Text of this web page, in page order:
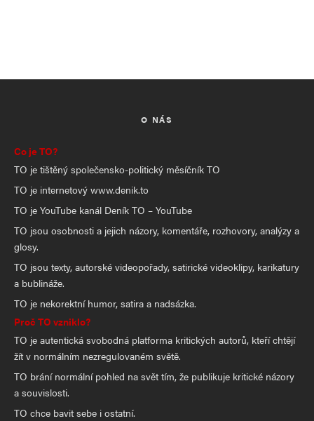
O NÁS
Co je TO?
TO je tištěný společensko-politický měsíčník TO
TO je internetový www.denik.to
TO je YouTube kanál Deník TO – YouTube
TO jsou osobnosti a jejich názory, komentáře, rozhovory, analýzy a
glosy.
TO jsou texty, autorské videopořady, satirické videoklipy, karikatury
a bublináže.
TO je nekorektní humor, satira a nadsázka.
Proč TO vzniklo?
TO je autentická svobodná platforma kritických autorů, kteří chtějí
žít v normálním nezregulovaném světě.
TO brání normální pohled na svět tím, že publikuje kritické názory
a souvislosti.
TO chce bavit sebe i ostatní.